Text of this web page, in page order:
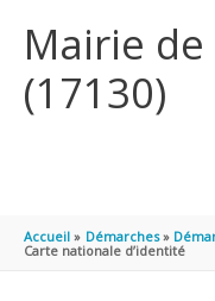
Mairie
(17130)
Accueil Démarches
Carte nationale d’identité